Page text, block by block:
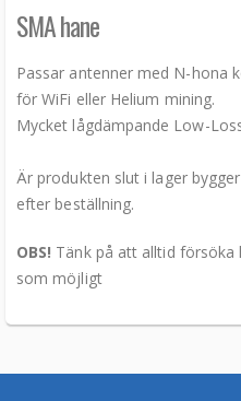
SMA hane
Passar antenner med N-hona
för WiFi eller Helium mining.
Mycket lågdämpande Low-
Är produkten slut i lager
efter beställning.
OBS! Tänk på att alltid försöka
som möjligt